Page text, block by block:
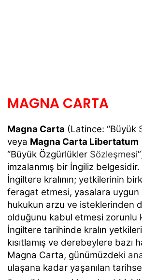
MAGNA CARTA
Magna Carta (Latince: “Büyük
veya Magna Carta Libertatum
“Büyük Özgürlükler Sözleşme
imzalanmış bir İngiliz
İngiltere kralının; yetkilerinin
feragat etmesi, yasalara uygun
hukukun arzu ve isteklerinden
olduğunu kabul etmesi zorunlu
İngiltere tarihinde kralın
kısıtlamış ve derebeylere bazı
Magna Carta, günümüzdeki
ulaşana kadar yaşanılan